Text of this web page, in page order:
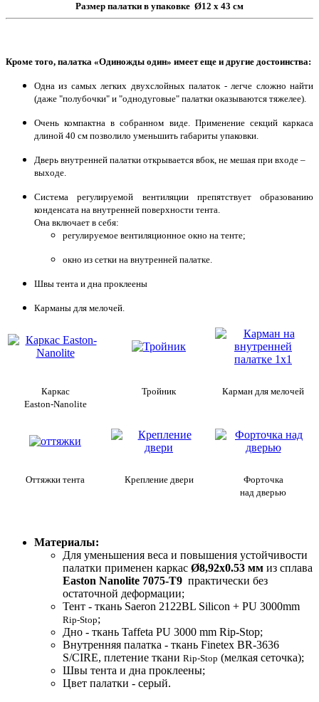
Размер палатки в упаковке Ø12 х 43 см
Кроме того, палатка «Одиножды один» имеет еще и другие достоинства:
Одна из самых легких двухслойных палаток - легче сложно найти
(даже "полубочки" и "однодуговые" палатки оказываются тяжелее).
Очень компактна в собранном виде. Применение секций каркаса
длиной 40 см позволило уменьшить габариты упаковки.
Дверь внутренней палатки открывается вбок, не мешая при входе –
выходе.
Система регулируемой вентиляции препятствует образованию
конденсата на внутренней поверхности тента.
Она включает в себя:
регулируемое вентиляционное окно на тенте;
окно из сетки на внутренней палатке.
Швы тента и дна проклеены
Карманы для мелочей.
Каркас
Easton-Nanolite
Тройник Карман для мелочей
Оттяжки тента Крепление двери
Форточка
над дверью
Материалы:
Для уменьшения веса и повышения устойчивости
палатки применен каркас Ø8,92х0.53 мм из сплава
Easton Nanolite 7075-T9 практически без
остаточной деформации;
Тент - ткань Saeron 2122BL Silicon + PU 3000mm
Rip-Stop;
Дно - ткань Taffeta PU 3000 mm Rip-Stop;
Внутренняя палатка - ткань Finetex BR-3636
S/CIRE, плетение ткани Rip-Stop (мелкая сеточка);
Швы тента и дна проклеены;
Цвет палатки - серый.